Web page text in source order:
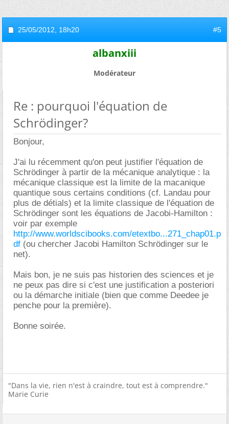
25/05/2012, 18h20 #5
albanxiii
Modérateur
Re : pourquoi l'équation de
Schrödinger?
Bonjour,
J'ai lu récemment qu'on peut justifier l'équation de
Schrödinger à partir de la mécanique analytique : la
mécanique classique est la limite de la macanique
quantique sous certains conditions (cf. Landau pour
plus de détials) et la limite classique de l'équation de
Schrödinger sont les équations de Jacobi-Hamilton :
voir par exemple
http://www.worldscibooks.com/etextbo...271_chap01.p
df (ou chercher Jacobi Hamilton Schrödinger sur le
net).
Mais bon, je ne suis pas historien des sciences et je
ne peux pas dire si c'est une justification a posteriori
ou la démarche initiale (bien que comme Deedee je
penche pour la première).
Bonne soirée.
"Dans la vie, rien n'est à craindre, tout est à comprendre."
Marie Curie